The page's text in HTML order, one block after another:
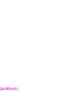
Schloss Hamborn,